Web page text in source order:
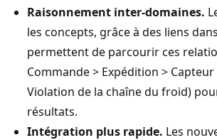
Raisonnement inter-domaines.
les concepts, grâce à des liens
permettent de parcourir ces
Commande > Expédition >
Violation de la chaîne du froid)
résultats.
Intégration plus rapide. Les